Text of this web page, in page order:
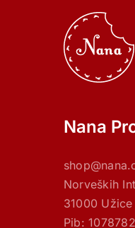
Nana
Norveških
31000 Užice
Pib: